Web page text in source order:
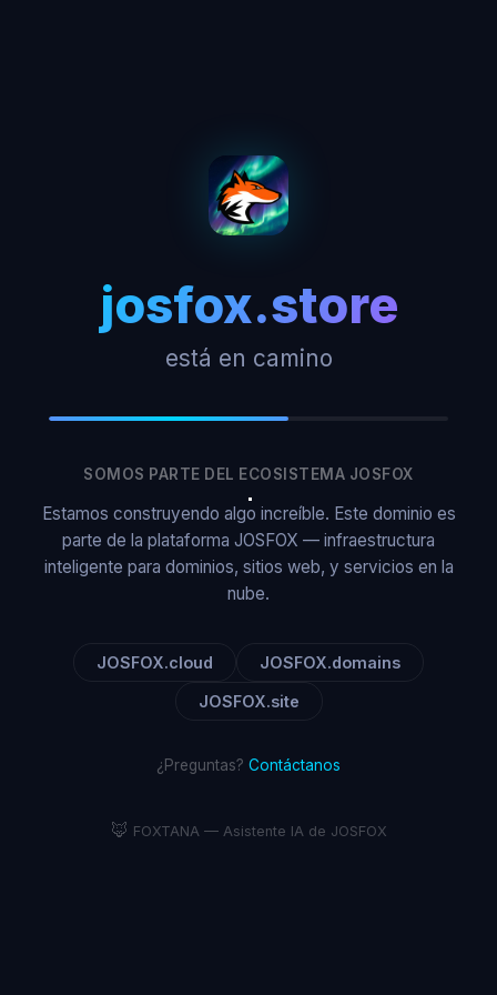
josfox.store
está en camino
SOMOS PARTE DEL ECOSISTEMA JOSFOX
Estamos construyendo algo increíble. Este dominio es
parte de la plataforma JOSFOX — infraestructura
inteligente para dominios, sitios web, y servicios en la
nube.
JOSFOX.cloud JOSFOX.domains
JOSFOX.site
¿Preguntas? Contáctanos
🦊 FOXTANA — Asistente IA de JOSFOX